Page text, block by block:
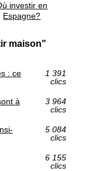
investir en
Espagne?
maison"
: ce
1 391
clics
à
3 964
clics
5 084
clics
6 155
clics